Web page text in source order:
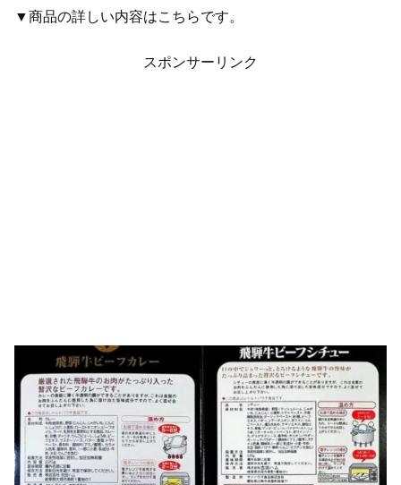
▼商品の詳しい内容はこちらです。
スポンサーリンク